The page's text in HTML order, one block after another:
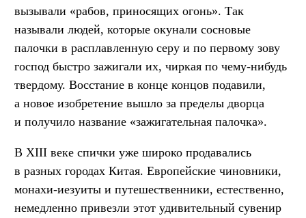
вызывали «рабов, приносящих огонь». Так
называли людей, которые окунали сосновые
палочки в расплавленную серу и по первому зову
господ быстро зажигали их, чиркая по чему-нибудь
твердому. Восстание в конце концов подавили,
а новое изобретение вышло за пределы дворца
и получило название «зажигательная палочка».
В XIII веке спички уже широко продавались
в разных городах Китая. Европейские чиновники,
монахи-иезуиты и путешественники, естественно,
немедленно привезли этот удивительный сувенир